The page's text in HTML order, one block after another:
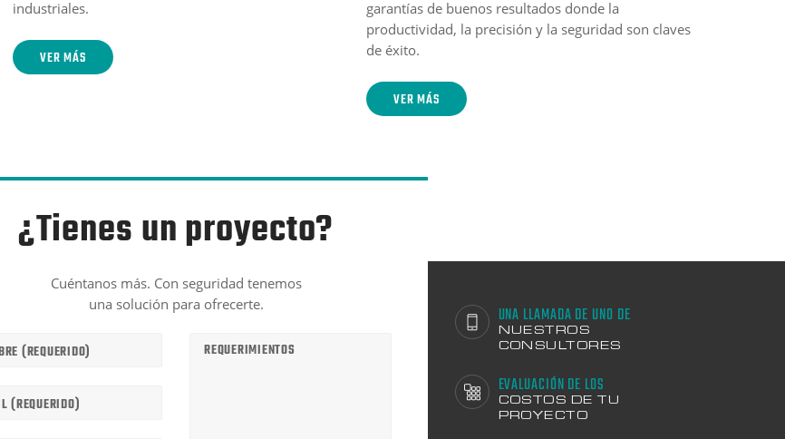
industriales.
VER MÁS
garantías de buenos resultados donde la
productividad, la precisión y la seguridad son claves
de éxito.
VER MÁS
¿Tienes un proyecto?
Cuéntanos más. Con seguridad tenemos
una solución para ofrecerte.
UNA LLAMADA DE UNO DE
NUESTROS
CONSULTORES
EVALUACIÓN DE LOS
COSTOS DE TU
PROYECTO